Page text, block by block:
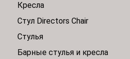
Кресла
Стул Directors Chair
Стулья
Барные стулья и кресла